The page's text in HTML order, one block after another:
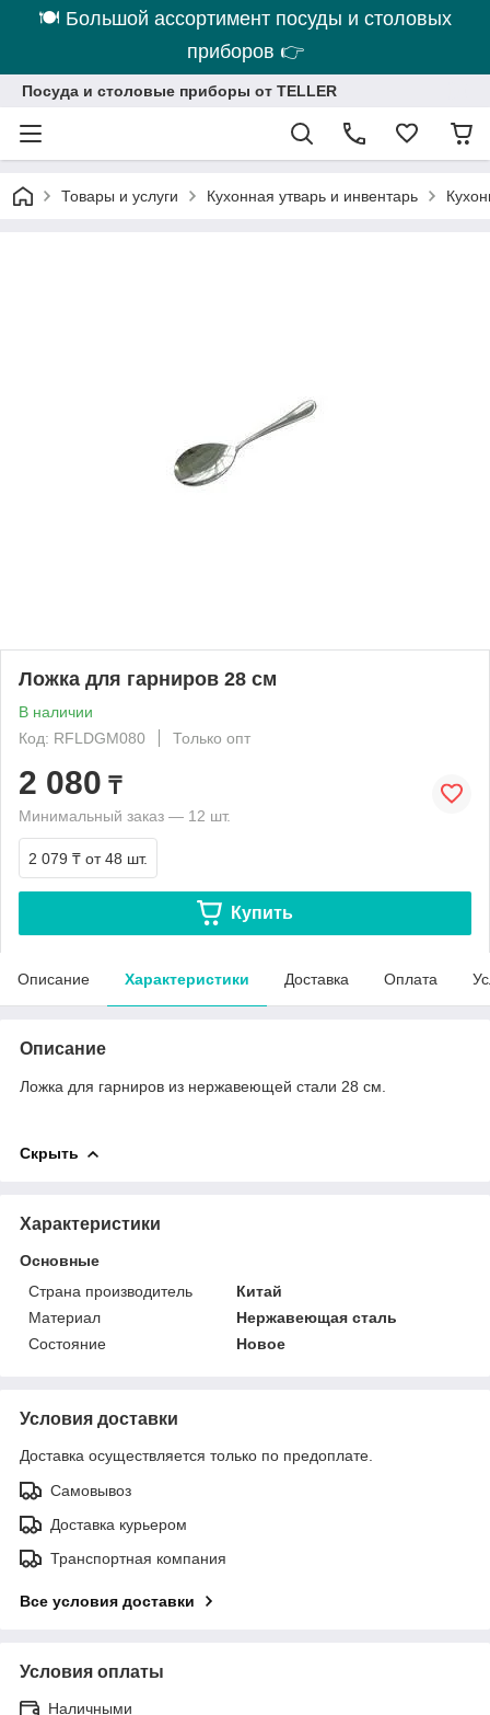
🍽 Большой ассортимент посуды и столовых
приборов 👉
Посуда и столовые приборы от TELLER
Товары и услуги Кухонная утварь и инвентарь
Ложка для гарниров 28 см
В наличии
Код: RFLDGM080
Только опт
2 080 ₸
Минимальный заказ — 12 шт.
2 079 ₸ от 48 шт.
Купить
Описание Характеристики Доставка Оплата
Описание
Ложка для гарниров из нержавеющей стали 28 см.
Скрыть
Характеристики
Основные
Страна производитель
Китай
Материал
Нержавеющая сталь
Состояние
Новое
Условия доставки
Доставка осуществляется только по предоплате.
Самовывоз
Доставка курьером
Транспортная компания
Все условия доставки
Условия оплаты
Наличными